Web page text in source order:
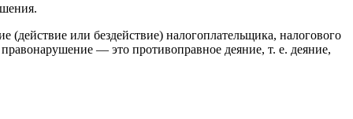
(действие или бездействие) налогоплательщика, налогового
— это противоправное деяние, т. е. деяние,